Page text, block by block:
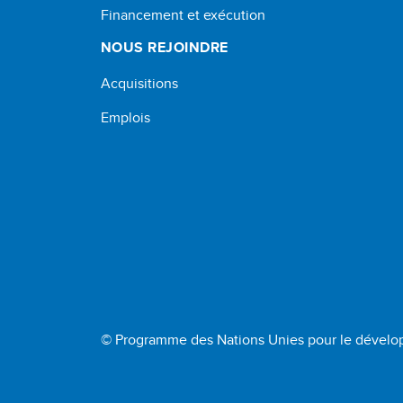
Financement et exécution
NOUS REJOINDRE
Acquisitions
Emplois
© Programme des Nations Unies pour le